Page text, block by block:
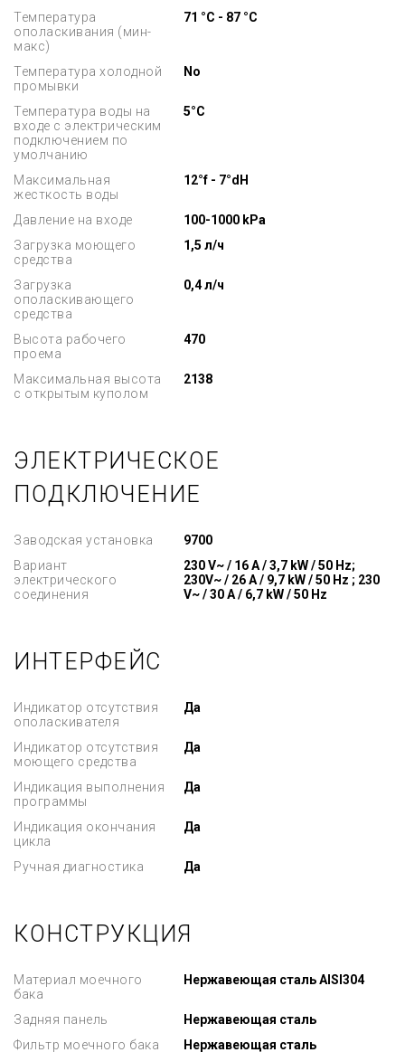
Температура
ополаскивания (мин-
макс)
71 °C - 87 °C
Температура холодной
промывки
No
Температура воды на
входе с электрическим
подключением по
умолчанию
5°C
Максимальная
жесткость воды
12°f - 7°dH
Давление на входе
100-1000 kPa
Загрузка моющего
средства
1,5 л/ч
Загрузка
ополаскивающего
средства
0,4 л/ч
Высота рабочего
проема
470
Максимальная высота
с открытым куполом
2138
ЭЛЕКТРИЧЕСКОЕ
ПОДКЛЮЧЕНИЕ
Заводская установка
9700
Вариант
электрического
соединения
230 V~ / 16 A / 3,7 kW / 50 Hz;
230V~ / 26 A / 9,7 kW / 50 Hz ; 230
V~ / 30 A / 6,7 kW / 50 Hz
ИНТЕРФЕЙС
Индикатор отсутствия
ополаскивателя
Да
Индикатор отсутствия
моющего средства
Да
Индикация выполнения
программы
Да
Индикация окончания
цикла
Да
Ручная диагностика Да
КОНСТРУКЦИЯ
Материал моечного
бака
Нержавеющая сталь AISI304
Задняя панель
Нержавеющая сталь
Фильтр моечного бака
Нержавеющая сталь